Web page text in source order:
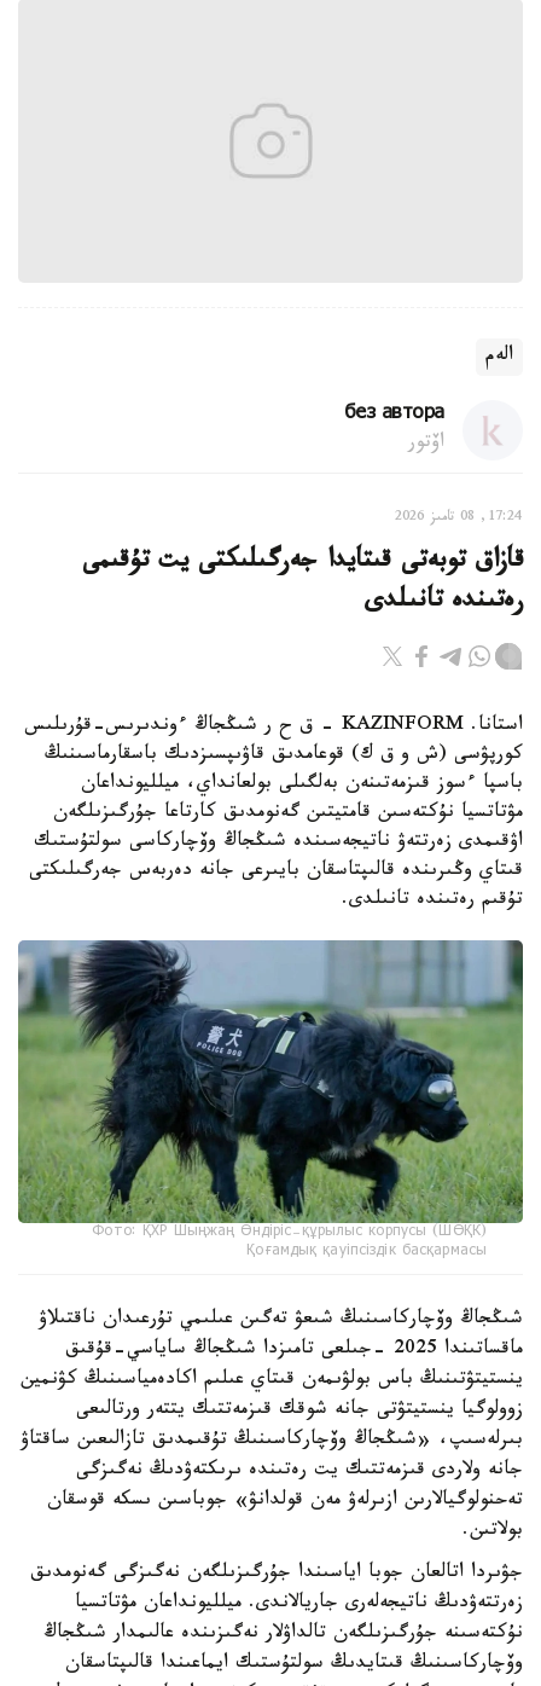
الەم
без автора
اۆتور
17:24, 08 تامىز 2026
قازاق توبەتى قىتايدا جەرگىلىكتى يت تۇقىمى
رەتىندە تانىلدى
استانا. KAZINFORM – ق ح ر شىڭجاڭ ءوندىرىس-قۇرىلىس
كورپۋسى (ش و ق ك) قوعامدىق قاۋىپسىزدىك باسقارماسىنىڭ
باسپا ءسوز قىزمەتىنەن بەلگىلى بولعانداي، ميلليونداعان
مۋتاتسيا نۇكتەسىن قامتيتىن گەنومدىق كارتاعا جۇرگىزىلگەن
اۋقىمدى زەرتتەۋ ناتيجەسىندە شىڭجاڭ وۆچاركاسى سولتۇستىك
قىتاي وڭىرىندە قالىپتاسقان بايىرعى جانە دەربەس جەرگىلىكتى
تۇقىم رەتىندە تانىلدى.
Фото: ҚХР Шыңжаң Өндіріс-құрылыс корпусы (ШӨҚК)
Қоғамдық қауіпсіздік басқармасы
شىڭجاڭ وۆچاركاسىنىڭ شىعۋ تەگىن عىلىمي تۇرعىدان ناقتىلاۋ
ماقساتىندا 2025 -جىلعى تامىزدا شىڭجاڭ ساياسي-قۇقىق
ينستيتۋتىنىڭ باس بولۋىمەن قىتاي عىلىم اكادەمياسىنىڭ كۋنمين
زوولوگيا ينستيتۋتى جانە شوقك قىزمەتتىك يتتەر ورتالىعى
بىرلەسىپ، «شىڭجاڭ وۆچاركاسىنىڭ تۇقىمدىق تازالىعىن ساقتاۋ
جانە ولاردى قىزمەتتىك يت رەتىندە ىرىكتەۋدىڭ نەگىزگى
تەحنولوگيالارىن ازىرلەۋ مەن قولدانۋ» جوباسىن ىسكە قوسقان
بولاتىن.
جۋىردا اتالعان جوبا اياسىندا جۇرگىزىلگەن نەگىزگى گەنومدىق
زەرتتەۋدىڭ ناتيجەلەرى جاريالاندى. ميلليونداعان مۋتاتسيا
نۇكتەسىنە جۇرگىزىلگەن تالداۋلار نەگىزىندە عالىمدار شىڭجاڭ
وۆچاركاسىنىڭ قىتايدىڭ سولتۇستىك ايماعىندا قالىپتاسقان